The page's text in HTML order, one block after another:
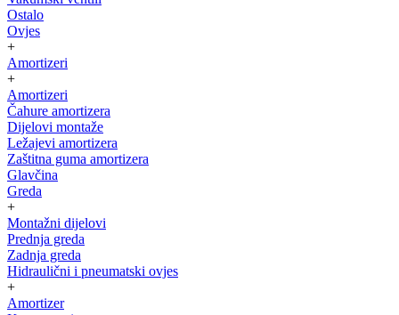
Ostalo
Ovjes
+
Amortizeri
+
Amortizeri
Čahure amortizera
Dijelovi montaže
Ležajevi amortizera
Zaštitna guma amortizera
Glavčina
Greda
+
Montažni dijelovi
Prednja greda
Zadnja greda
Hidraulični i pneumatski ovjes
+
Amortizer